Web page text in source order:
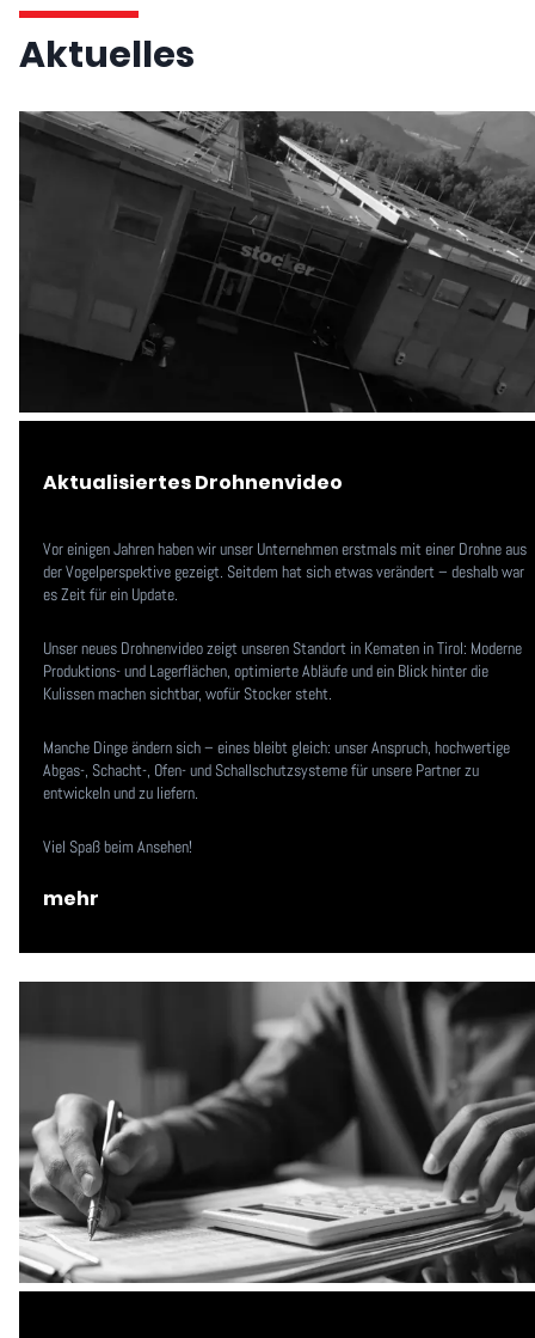
Aktuelles
Aktualisiertes Drohnenvideo
Vor einigen Jahren haben wir unser Unternehmen erstmals mit einer Drohne aus
der Vogelperspektive gezeigt. Seitdem hat sich etwas verändert – deshalb war
es Zeit für ein Update.
Unser neues Drohnenvideo zeigt unseren Standort in Kematen in Tirol: Moderne
Produktions- und Lagerflächen, optimierte Abläufe und ein Blick hinter die
Kulissen machen sichtbar, wofür Stocker steht.
Manche Dinge ändern sich – eines bleibt gleich: unser Anspruch, hochwertige
Abgas-, Schacht-, Ofen- und Schallschutzsysteme für unsere Partner zu
entwickeln und zu liefern.
Viel Spaß beim Ansehen!
mehr